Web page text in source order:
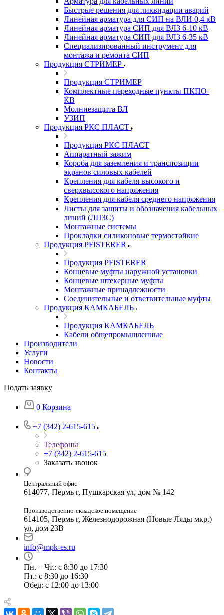
Быстрые решения для ликвидации аварий
Линейная арматура для СИП на ВЛИ 0,4 кВ
Линейная арматура СИП для ВЛЗ 6-10 кВ
Линейная арматура СИП для ВЛЗ 6-35 кВ
Специализированный инструмент для
монтажа и ремонта СИП
Продукция СТРИМЕР
Продукция СТРИМЕР
Комплектные переходные пункты ПКПО-
КВ
Молниезащита ВЛ
УЗИП
Продукция РКС ПЛАСТ
Продукция РКС ПЛАСТ
Аппаратный зажим
Короба для заземления и транспозиции
экранов силовых кабелей
Крепления для кабеля высокого и
сверхвысокого напряжения
Крепления для кабеля среднего напряжения
Листы для защиты и обозначения кабельных
линий (ЛПЗС)
Монтажные системы
Прокладки силиконовые термостойкие
Продукция PFISTERER
Продукция PFISTERER
Концевые муфты наружной установки
Концевые штекерные муфты
Монтажные принадлежности
Соединительные и ответвительные муфты
Продукция КАМКАБЕЛЬ
Продукция КАМКАБЕЛЬ
Кабели общепромышленные
Производители
Услуги
Новости
Контакты
Подать заявку
0 Корзина
+7 (342) 2-615-615
Телефоны
+7 (342) 2-615-615
Заказать звонок
Центральный офис
614077, Пермь г, Пушкарская ул, дом № 142
Производственно-складское помещение
614105, Пермь г, Железнодорожная (Новые Ляды мкр.)
ул, дом 23В
info@mpk-es.ru
Пн. – Чт.: с 8:30 до 17:30
Пт.: с 8:30 до 16:30
Обед: с 12:00 до 13:00